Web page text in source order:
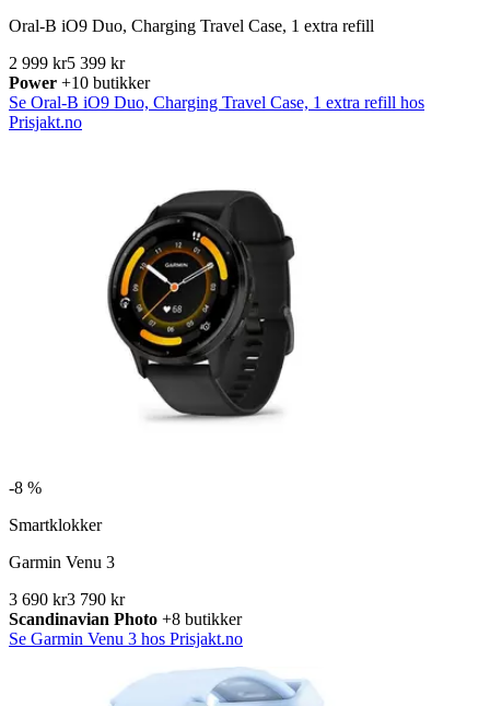
Oral-B iO9 Duo, Charging Travel Case, 1 extra refill
2 999 kr5 399 kr
Power +10 butikker
Se Oral-B iO9 Duo, Charging Travel Case, 1 extra refill hos
Prisjakt.no
-8 %
Smartklokker
Garmin Venu 3
3 690 kr3 790 kr
Scandinavian Photo +8 butikker
Se Garmin Venu 3 hos Prisjakt.no